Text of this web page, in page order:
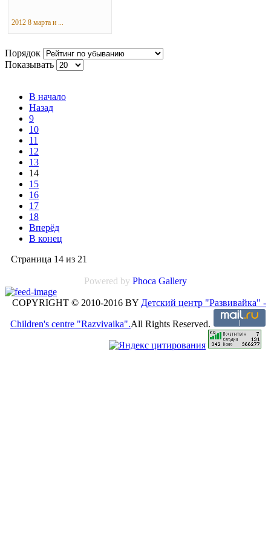
2012 8 марта и ...
Порядок
Показывать
В начало
Назад
9
10
11
12
13
14
15
16
17
18
Вперёд
В конец
Страница 14 из 21
Powered by Phoca Gallery
COPYRIGHT © 2010-2016 BY Детский центр "Развивайка" -
Children's centre "Razvivaika".All Rights Reserved.